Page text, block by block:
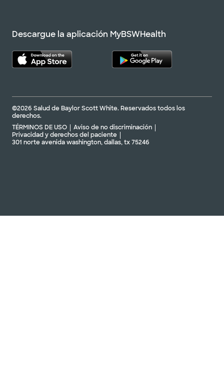
Descargue la aplicación MyBSWHealth
©2026 Salud de Baylor Scott White. Reservados todos los
derechos.
TÉRMINOS DE USO
Aviso de no discriminación
Privacidad y derechos del paciente
301 norte avenida washington, dallas, tx 75246